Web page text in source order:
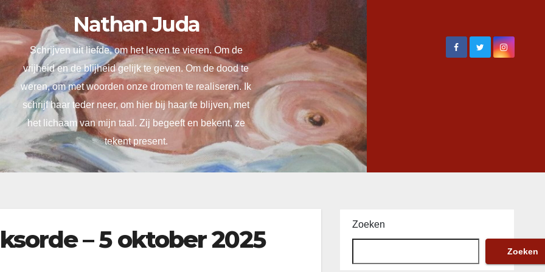
Nathan Juda
Schrijven uit liefde, om het leven te vieren. Om de
vrijheid en de blijheid gelijk te geven. Om de dood te
weren, om met woorden onze dromen te realiseren. Ik
schrijf haar teder neer, om hier bij haar te blijven, met
het lichaam van mijn taal. Zij begeeft en bekent, ze
tekent present.
– 5 oktober 2025
Zoeken
Zoeken